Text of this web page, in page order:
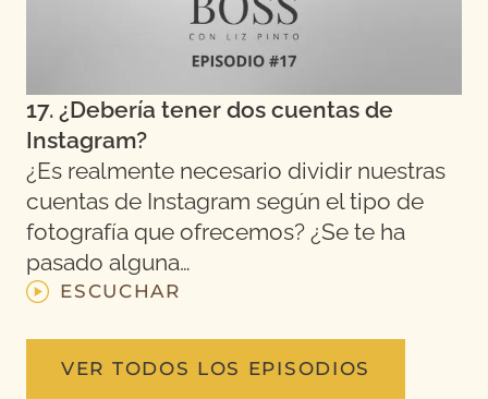
17. ¿Debería tener dos cuentas de
Instagram?
¿Es realmente necesario dividir nuestras
cuentas de Instagram según el tipo de
fotografía que ofrecemos? ¿Se te ha
pasado alguna…
ESCUCHAR
VER TODOS LOS EPISODIOS